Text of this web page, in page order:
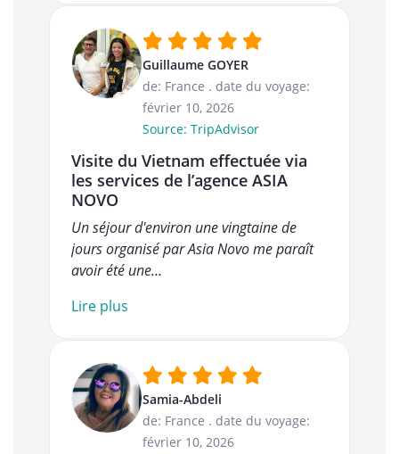
Guillaume GOYER
de: France . date du voyage:
février 10, 2026
Source: TripAdvisor
Visite du Vietnam effectuée via
les services de l’agence ASIA
NOVO
Un séjour d'environ une vingtaine de
jours organisé par Asia Novo me paraît
avoir été une…
Lire plus
Samia-Abdeli
de: France . date du voyage:
février 10, 2026